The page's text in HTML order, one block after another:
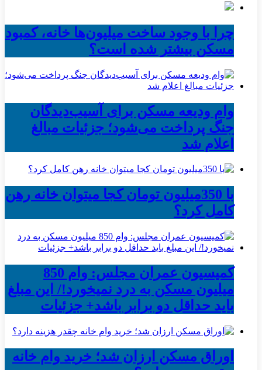
چرا با وجود ساخت میلیون‌ها خانه، کمبود
مسکن بیشتر شده است؟
وام ودیعه مسکن برای آسیب‌دیدگان
جنگ پرداخت می‌شود؛ جزئیات مبالغ
اعلام شد
با 350میلیون تومان کجا میتوان خانه رهن
کامل کرد؟
کمیسیون عمران مجلس: وام 850
میلیون مسکن به درد نمیخورد!/ این مبلغ
باید حداقل دو برابر باشد+ جزئیات
اوراق مسکن ارزان شد؛ خرید وام خانه